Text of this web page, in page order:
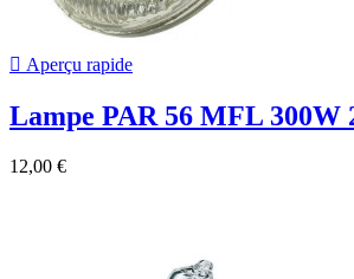
 Aperçu rapide
Lampe PAR 56 MFL 300W
12,00 €